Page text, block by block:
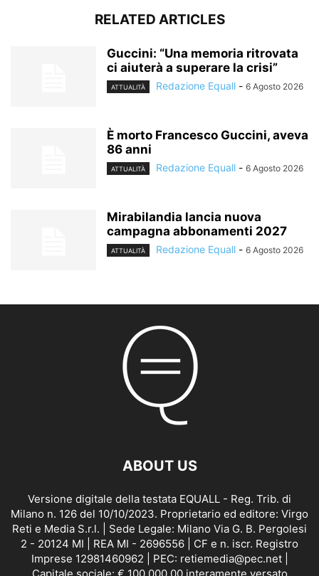
RELATED ARTICLES
Guccini: “Una memoria ritrovata
ci aiuterà a superare la crisi”
ATTUALITÀ Redazione Equall - 6 Agosto 2026
È morto Francesco Guccini, aveva
86 anni
ATTUALITÀ Redazione Equall - 6 Agosto 2026
Mirabilandia lancia nuova
campagna abbonamenti 2027
ATTUALITÀ Redazione Equall - 6 Agosto 2026
ABOUT US
Versione digitale della testata EQUALL - Reg. Trib. di
Milano n. 126 del 10/10/2023. Proprietario ed editore: Virgo
Reti e Media S.r.l. | Sede Legale: Milano Via G. B. Pergolesi
2 - 20124 MI | REA MI - 2696556 | CF e n. iscr. Registro
Imprese 12981460962 | PEC: retiemedia@pec.net |